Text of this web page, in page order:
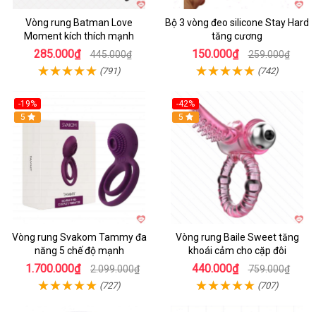
Vòng rung Batman Love
Moment kích thích mạnh
285.000₫ 445.000₫
(791)
Bộ 3 vòng đeo silicone Stay Hard
tăng cương
150.000₫ 259.000₫
(742)
-19%
5
Vòng rung Svakom Tammy đa
năng 5 chế độ mạnh
1.700.000₫ 2.099.000₫
(727)
-42%
5
Vòng rung Baile Sweet tăng
khoái cảm cho cặp đôi
440.000₫ 759.000₫
(707)